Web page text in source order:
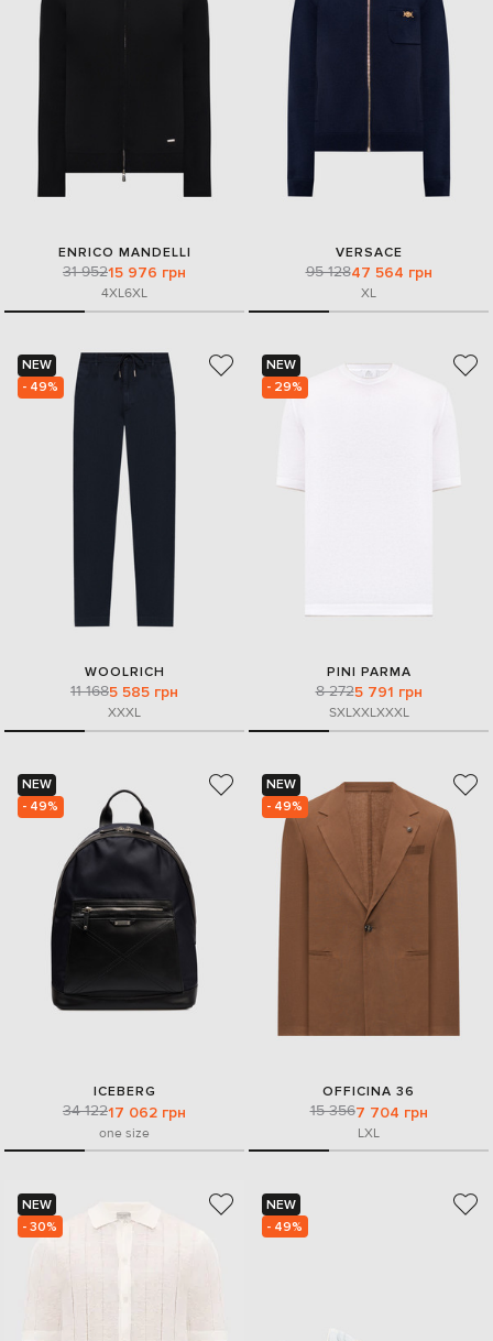
ENRICO MANDELLI
31 95215 976 грн
4XL6XL
VERSACE
95 12847 564 грн
XL
NEW
- 49%
WOOLRICH
11 1685 585 грн
XXXL
NEW
- 29%
PINI PARMA
8 2725 791 грн
SXLXXLXXXL
NEW
- 49%
ICEBERG
34 12217 062 грн
one size
NEW
- 49%
OFFICINA 36
15 3567 704 грн
LXL
NEW
- 30%
NEW
- 49%